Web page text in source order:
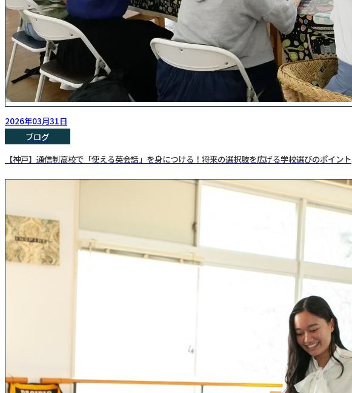
2026年03月31日
ブログ
【神戸】通信制高校で「使える英会話」を身につける！将来の選択肢を広げる学校選びのポイント